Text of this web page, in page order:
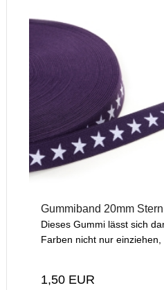
Gummiband 20mm
Dieses Gummi lässt sich
Farben nicht nur einziehen,
1,50 EUR